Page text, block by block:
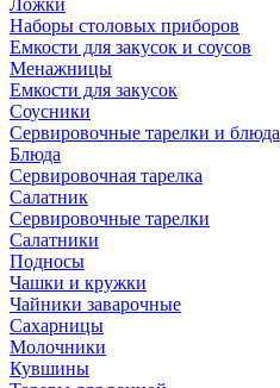
Ложки
Наборы столовых приборов
Емкости для закусок и соусов
Менажницы
Емкости для закусок
Соусники
Сервировочные тарелки и блюда
Блюда
Сервировочная тарелка
Салатник
Сервировочные тарелки
Салатники
Подносы
Чашки и кружки
Чайники заварочные
Сахарницы
Молочники
Кувшины